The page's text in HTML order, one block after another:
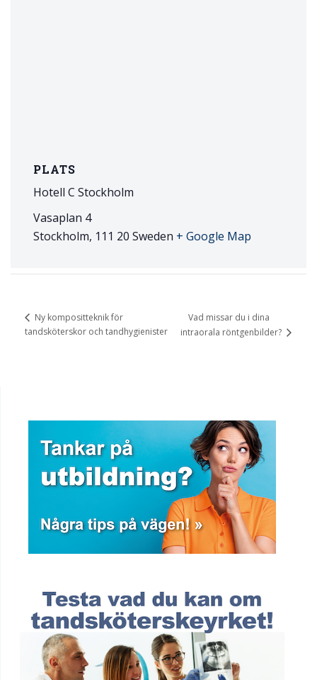
PLATS
Hotell C Stockholm
Vasaplan 4
Stockholm, 111 20 Sweden + Google Map
Ny kompositteknik för
tandsköterskor och tandhygienister
Vad missar du i dina
intraorala röntgenbilder?